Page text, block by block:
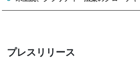
プレスリリース